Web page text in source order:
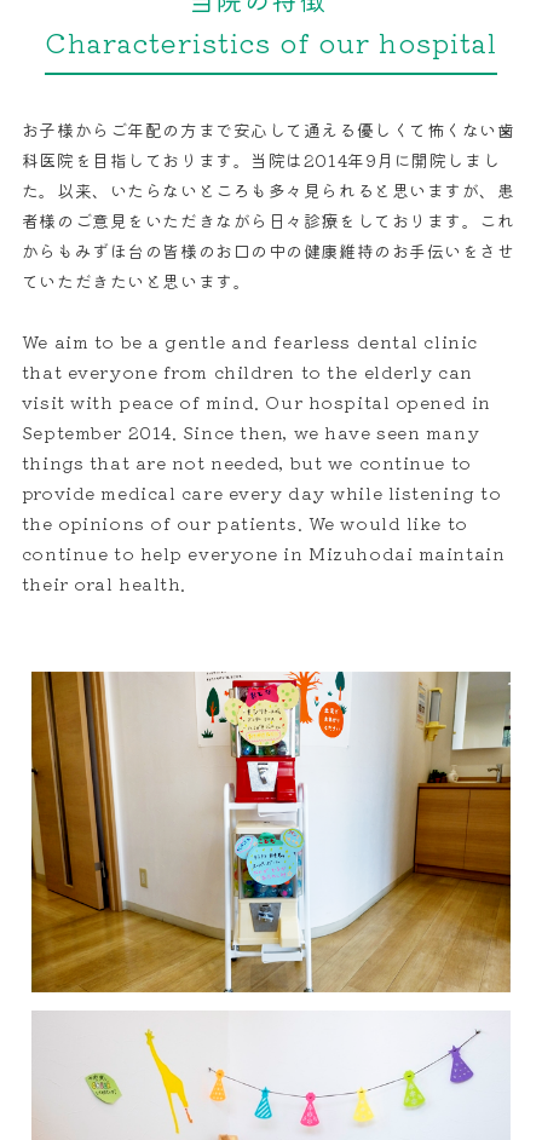
Characteristics of our hospital
お子様からご年配の方まで安心して通える優しくて怖くない歯
科医院を目指しております。当院は2014年9月に開院しまし
た。以来、いたらないところも多々見られると思いますが、患
者様のご意見をいただきながら日々診療をしております。これ
からもみずほ台の皆様のお口の中の健康維持のお手伝いをさせ
ていただきたいと思います。
We aim to be a gentle and fearless dental clinic
that everyone from children to the elderly can
visit with peace of mind. Our hospital opened in
September 2014. Since then, we have seen many
things that are not needed, but we continue to
provide medical care every day while listening to
the opinions of our patients. We would like to
continue to help everyone in Mizuhodai maintain
their oral health.